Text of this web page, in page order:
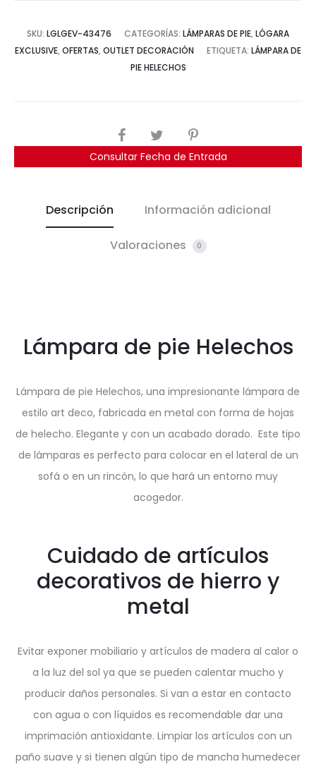
Consultar Fecha de Entrada
395€.
295€.
SKU: LGLGEV-43476 CATEGORÍAS: LÁMPARAS DE PIE, LÓGARA
EXCLUSIVE, OFERTAS, OUTLET DECORACIÓN ETIQUETA: LÁMPARA DE
PIE HELECHOS
COMPARTIR
Descripción Información adicional
Valoraciones 0
Lámpara de pie Helechos
Lámpara de pie Helechos, una impresionante lámpara de
estilo art deco, fabricada en metal con forma de hojas
de helecho. Elegante y con un acabado dorado. Este tipo
de lámparas es perfecto para colocar en el lateral de un
sofá o en un rincón, lo que hará un entorno muy
acogedor.
Cuidado de artículos
decorativos de hierro y
metal
Evitar exponer mobiliario y artículos de madera al calor o
a la luz del sol ya que se pueden calentar mucho y
producir daños personales. Si van a estar en contacto
con agua o con líquidos es recomendable dar una
imprimación antioxidante. Limpiar los artículos con un
paño suave y si tienen algún tipo de mancha humedecer